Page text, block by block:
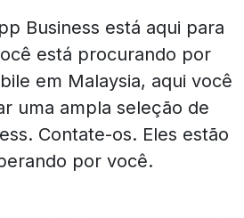
Business está aqui para
está procurando por
em Malaysia, aqui você
uma ampla seleção de
Contate-os. Eles estão
por você.